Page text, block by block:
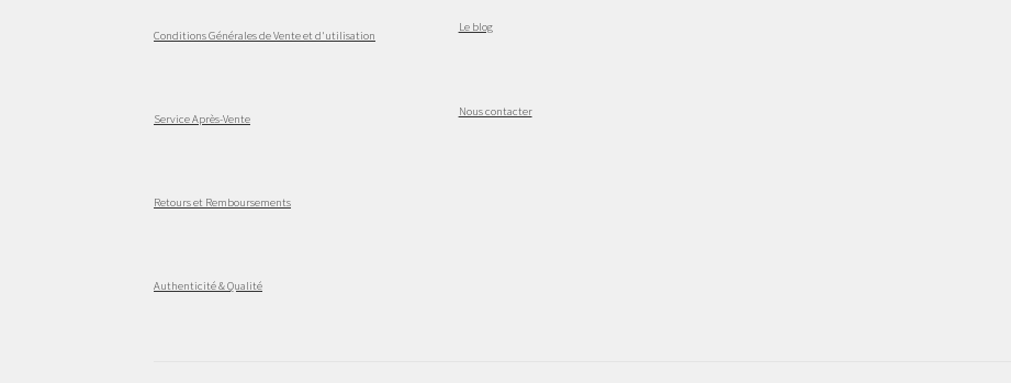
Conditions Générales de Vente et d'utilisation
Service Après-Vente
Retours et Remboursements
Authenticité & Qualité
Le blog
Nous contacter